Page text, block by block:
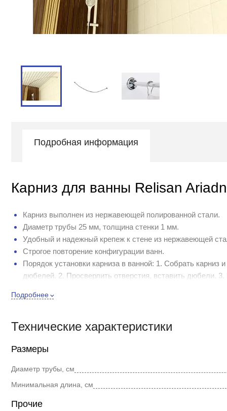
Подробная информация
Карниз для ванны Relisan
Карниз выполнен из нержавеющей полированной стали.
Диаметр трубы 25 мм, толщина стенки 1 мм.
Удобный и надежный крепеж к стене из нержавеющей
Строгое повторение конфигурации ванн.
Порядок установки карниза в ванной: 1. Собрать карниз
дюбелей. 2. Просверлить отверстия, вставить дюбели.
Зафиксировать положение карниза стопорными
На фото могут быть отображены дополнительные опции,
право, без уведомления, вносить изменения в
потребительских свойств, с целью улучшения его
Подробнее
Технические характеристики
Размеры
Диаметр трубы, см
Минимальная длина, см
Прочие